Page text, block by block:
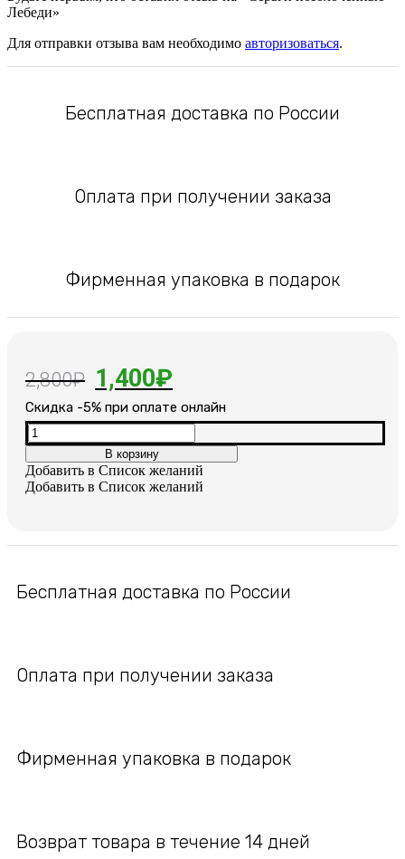
Лебеди»
Для отправки отзыва вам необходимо авторизоваться.
Бесплатная доставка по России
Оплата при получении заказа
Фирменная упаковка в подарок
2,800₽ Первоначальная
цена
составляла
2,800₽.
1,400₽
цена:
1,400₽.
Cкидка -5% при оплате онлайн
Количество
товара
Серьги
позолоченные
Лебеди
В корзину
Добавить в Список желаний
Добавить в Список желаний
Бесплатная доставка по России
Оплата при получении заказа
Фирменная упаковка в подарок
Возврат товара в течение 14 дней